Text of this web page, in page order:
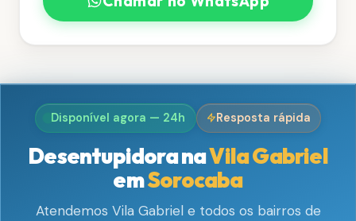
Disponível agora — 24h Resposta rápida
Desentupidora naVila Gabriel
emSorocaba
Atendemos Vila Gabriel e todos os bairros de